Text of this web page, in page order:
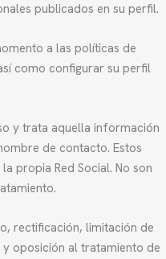
publicados en su perfil.
a las políticas de
como configurar su perfil
y trata aquella información
de contacto. Estos
propia Red Social. No son
rectificación, limitación de
oposición al tratamiento de